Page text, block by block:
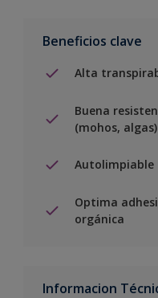
Beneficios clave
Alta
Buena
(mohos, algas)
Autolimpiable
Optima
orgánica
Informacion